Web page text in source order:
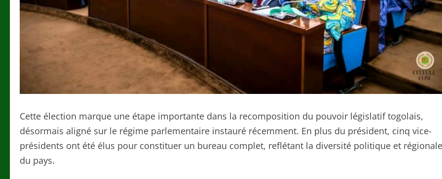
Cette élection marque une étape importante dans la recomposition du pouvoir législatif togolais,
désormais aligné sur le régime parlementaire instauré récemment. En plus du président, cinq vice-
présidents ont été élus pour constituer un bureau complet, reflétant la diversité politique et régionale
du pays.